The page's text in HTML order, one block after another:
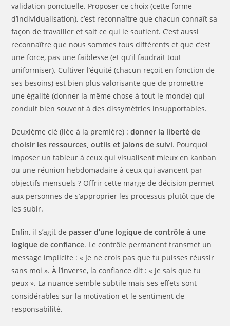
validation ponctuelle. Proposer ce choix (cette forme
d’individualisation), c’est reconnaître que chacun connaît sa
façon de travailler et sait ce qui le soutient. C’est aussi
reconnaître que nous sommes tous différents et que c’est
une force, pas une faiblesse (et qu’il faudrait tout
uniformiser). Cultiver l’équité (chacun reçoit en fonction de
ses besoins) est bien plus valorisante que de promettre
une égalité (donner la même chose à tout le monde) qui
conduit bien souvent à des dissymétries insupportables.
Deuxième clé (liée à la première) :donner la liberté de
choisir les ressources, outils et jalons de suivi. Pourquoi
imposer un tableur à ceux qui visualisent mieux en kanban
ou une réunion hebdomadaire à ceux qui avancent par
objectifs mensuels ? Offrir cette marge de décision permet
aux personnes de s’approprier les processus plutôt que de
les subir.
Enfin, il s’agit de passer d’une logique de contrôle à une
logique de confiance. Le contrôle permanent transmet un
message implicite : « Je ne crois pas que tu puisses réussir
sans moi ». À l’inverse, la confiance dit : « Je sais que tu
peux ». La nuance semble subtile mais ses effets sont
considérables sur la motivation et le sentiment de
responsabilité.